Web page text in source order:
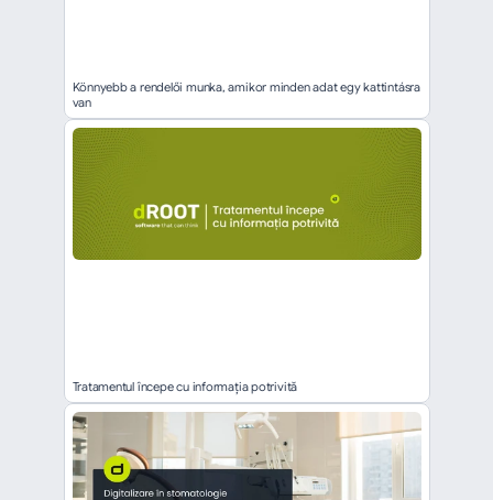
Könnyebb a rendelői munka, amikor minden adat egy kattintásra
van
Tratamentul începe cu informația potrivită